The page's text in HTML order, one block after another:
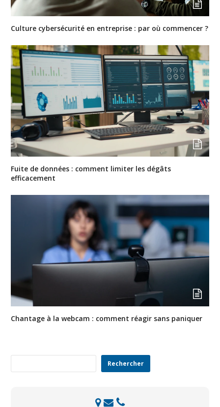
Culture cybersécurité en entreprise : par où commencer ?
Fuite de données : comment limiter les dégâts
efficacement
Chantage à la webcam : comment réagir sans paniquer
Rechercher